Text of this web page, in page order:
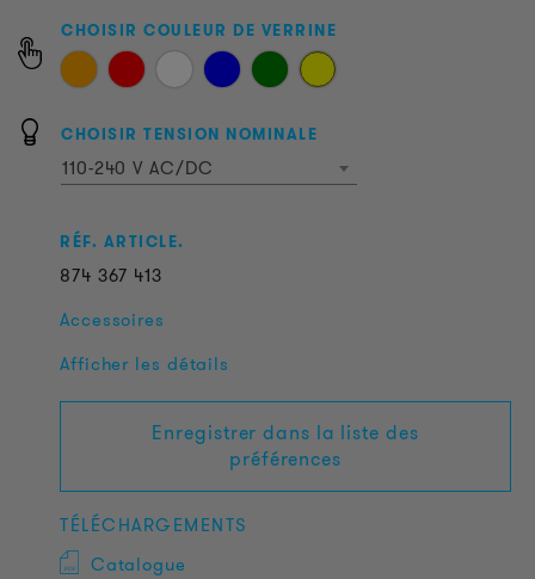
CHOISIR COULEUR DE VERRINE
CHOISIR TENSION NOMINALE
110-240 V AC/DC
RÉF. ARTICLE.
874 367 413
Accessoires
Afficher les détails
Enregistrer dans la liste des
préférences
TÉLÉCHARGEMENTS
Catalogue